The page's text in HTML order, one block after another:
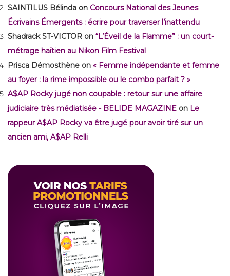
SAINTILUS Bélinda on Concours National des Jeunes
Écrivains Émergents : écrire pour traverser l’inattendu
Shadrack ST-VICTOR on “L’Éveil de la Flamme” : un court-
métrage haïtien au Nikon Film Festival
Prisca Démosthène on « Femme indépendante et femme
au foyer : la rime impossible ou le combo parfait ? »
A$AP Rocky jugé non coupable : retour sur une affaire
judiciaire très médiatisée - BELIDE MAGAZINE on Le
rappeur A$AP Rocky va être jugé pour avoir tiré sur un
ancien ami, A$AP Relli